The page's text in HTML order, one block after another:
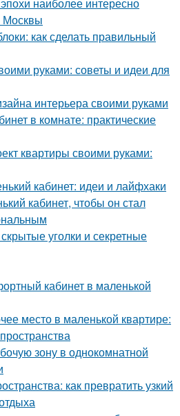
наиболее интересно
Москвы
как сделать правильный
руками: советы и идеи для
интерьера своими руками
в комнате: практические
квартиры своими руками:
кабинет: идеи и лайфхаки
кабинет, чтобы он стал
уголки и секретные
кабинет в маленькой
место в маленькой квартире:
зону в однокомнатной
как превратить узкий